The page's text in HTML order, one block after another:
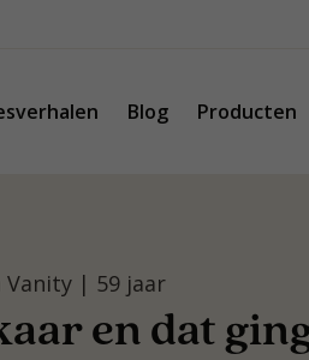
Blog Producten
Vanity | 59 jaar
en dat